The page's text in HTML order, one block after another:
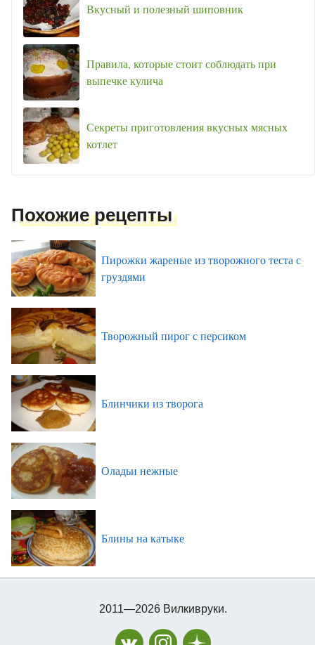
Вкусный и полезный шиповник
Правила, которые стоит соблюдать при
выпечке кулича
Секреты приготовления вкусных мясных
котлет
Похожие рецепты
Пирожки жареные из творожного теста с
груздями
Творожный пирог с персиком
Блинчики из творога
Оладьи нежные
Блины на катыке
2011—2026 Вилкивруки.